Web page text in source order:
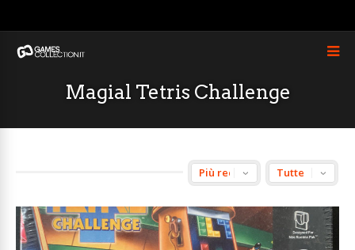
Magial Tetris Challenge